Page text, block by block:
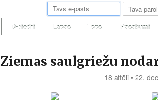
D-biedri Lapas Tops Pasākumi
Ziemas saulgriežu
18 attēli • 22.